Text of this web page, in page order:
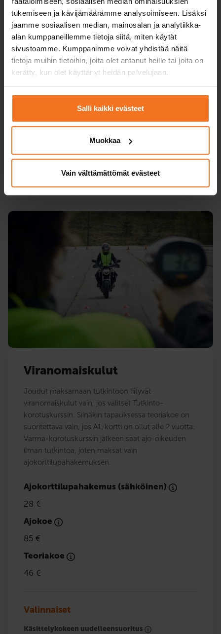
tukemiseen ja kävijämäärämme analysoimiseen. Lisäksi
jaamme sosiaalisen median, mainosalan ja analytiikka-
alan kumppaneillemme tietoja siitä, miten käytät
sivustoamme. Kumppanimme voivat yhdistää näitä
tietoja muihin tietoihin, joita olet antanut heille tai joita on
kerätty, kun olet käyttänyt heidän palvelujaan.
Salli kaikki evästeet
Muokkaa
Vain välttämättömät evästeet
oppikirja
harjoittelu­ohjelma
ei tarvita tarvittaessa
Koulutuskielet
valitulla
suomi, englanti, ruotsi suomi, englanti,
+ viranomaiskulut
559 €
Ilmoittaudu Ilmoittaudu
Viranomaiskulut
Joudut maksamaan tutkintoon liityvät
viranomaiskulut vain, jos valitset Tutkinto-
korotuskurssin. Siinäkin tapauksessa teoriakoe on
suoritettava vain, jos A1-kortti on ollut alle 2 vuotta.
Varma-korotuskurssin jälkeen saat ajo-oikeuden
ilman tutkintoa, joten maksat vain
ajokorttilupahakemuksen.
Ajokorttilupahakemus (sähköinen)
28 €
Ajokoe
85 €
Teoriakoe
46 €
Valinnaiset
Käsittelykokeen uudelleensuoritus